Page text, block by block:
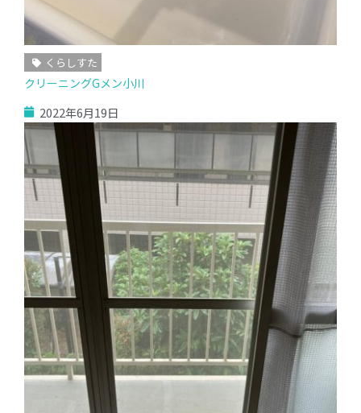
くらしすた
クリーニングGメン小川
2022年6月19日